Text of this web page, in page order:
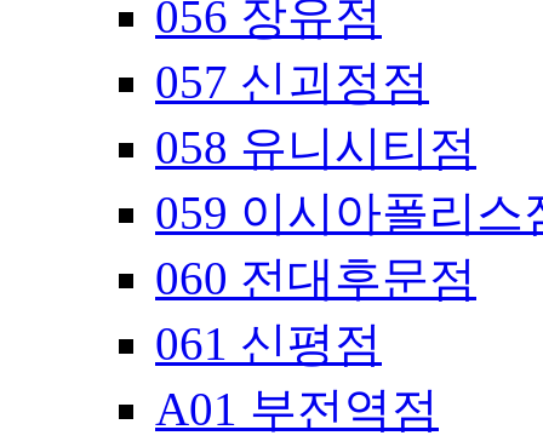
056 장유점
057 신괴정점
058 유니시티점
059 이시아폴리스
060 전대후문점
061 신평점
A01 부전역점